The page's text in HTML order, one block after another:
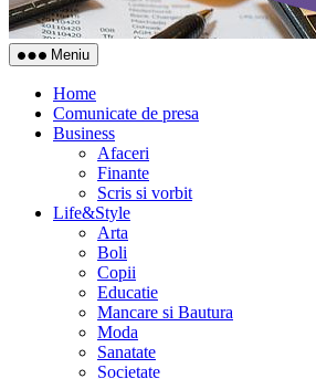
Meniu
Home
Comunicate de presa
Business
Afaceri
Finante
Scris si vorbit
Life&Style
Arta
Boli
Copii
Educatie
Mancare si Bautura
Moda
Sanatate
Societate